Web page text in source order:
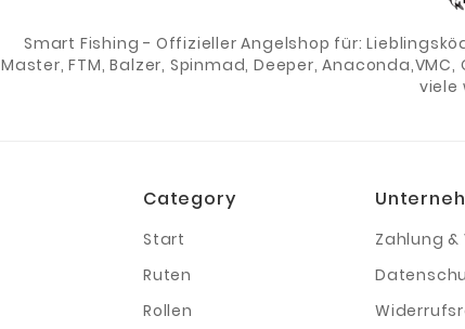
Smart Fishing - Offizieller Angelshop für:
Master, FTM, Balzer, Spinmad, Deeper,
viele
Category
Start
Ruten
Rollen
Zahlung &